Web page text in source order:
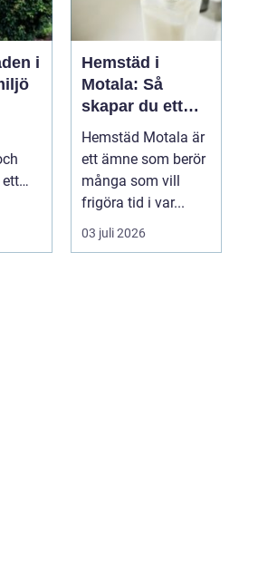
ett
ger
Hemstäd i
Motala: Så
skapar du ett
rent hem utan
stress
Hemstäd Motala är
ett ämne som berör
många som vill
frigöra tid i var...
03 juli 2026